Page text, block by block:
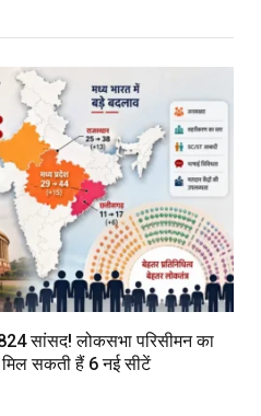
सांसद! लोकसभा परिसीमन का
मिल सकती हैं 6 नई सीटें